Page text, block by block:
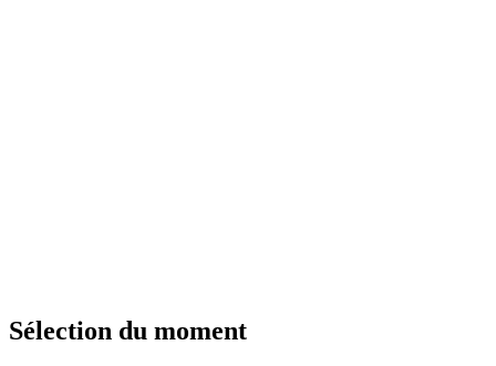
Sélection du moment